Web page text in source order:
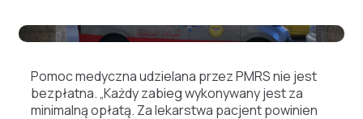
Pomoc medyczna udzielana przez PMRS nie jest
bezpłatna. „Każdy zabieg wykonywany jest za
minimalną opłatą. Za lekarstwa pacjent powinien